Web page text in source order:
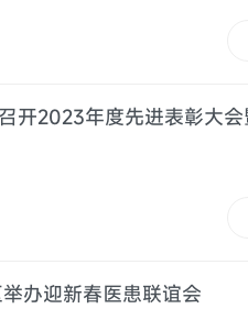
办迎新春医患联谊会